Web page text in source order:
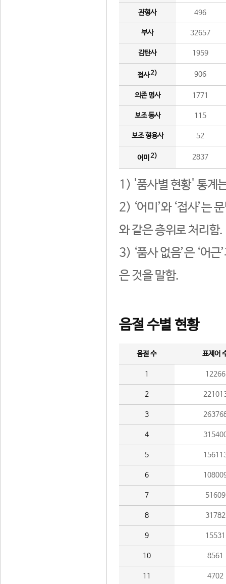
관형사 496
부사 32657
감탄사 1959
접사2) 906
의존 명사 1771
보조 동사 115
보조 형용사 52
어미 2) 2837
1) '품사별 현황' 통계
2) ‘어미’와 ‘접사’는
와 같은 층위로 처리함.
3) ‘품사 없음’은 ‘어
은 것을 말함.
음절 수별 현황
음절 수 표제어
1 12266
2
3
4
5
6
7 51609
8 31782
9 15531
10 8561
11 4702